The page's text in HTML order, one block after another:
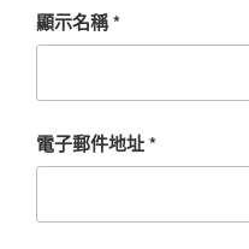
顯示名稱*
電子郵件地址*